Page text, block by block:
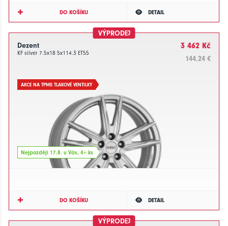
DO KOŠÍKU DETAIL
VÝPRODEJ
Dezent
KF silver 7.5x18 5x114.3 ET55
3 462 Kč
144.24 €
AKCE NA TPMS TLAKOVÉ VENTILKY
Nejpozději 17.8. u Vás, 4+ ks
DO KOŠÍKU DETAIL
VÝPRODEJ